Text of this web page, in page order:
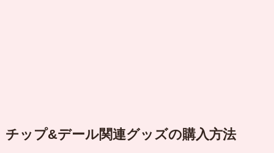
チップ&デール関連グッズの購入方法